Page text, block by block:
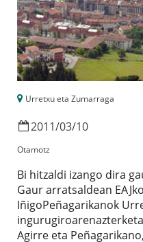
Urretxu eta Zumarraga
2011/03/10
Otamotz
Bi hitzaldi izango dira
Gaur arratsaldean
IñigoPeñagarikanok
Agirre eta